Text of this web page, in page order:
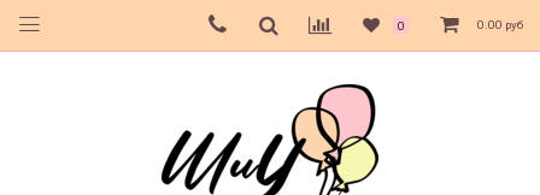
0 0.00 руб